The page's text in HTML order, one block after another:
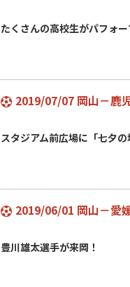
たくさんの高校生がパフォー
2019/07/07 岡山－鹿
スタジアム前広場に「七夕の
2019/06/01 岡山－愛
豊川雄太選手が来岡！